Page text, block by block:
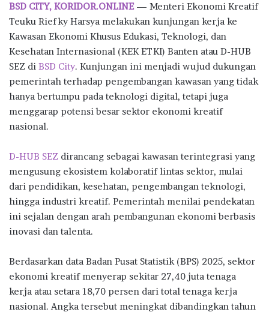
e
b
o
o
k
it
te
r
at
s
A
p
p
e e
g
ra
m
ar
e
BSD CITY, KORIDOR.ONLINE — Menteri Ekonomi Kreatif
Teuku Riefky Harsya melakukan kunjungan kerja ke
Kawasan Ekonomi Khusus Edukasi, Teknologi, dan
Kesehatan Internasional (KEK ETKI) Banten atau D-HUB
SEZ di BSD City. Kunjungan ini menjadi wujud dukungan
pemerintah terhadap pengembangan kawasan yang tidak
hanya bertumpu pada teknologi digital, tetapi juga
menggarap potensi besar sektor ekonomi kreatif
nasional.
D-HUB SEZ dirancang sebagai kawasan terintegrasi yang
mengusung ekosistem kolaboratif lintas sektor, mulai
dari pendidikan, kesehatan, pengembangan teknologi,
hingga industri kreatif. Pemerintah menilai pendekatan
ini sejalan dengan arah pembangunan ekonomi berbasis
inovasi dan talenta.
Berdasarkan data Badan Pusat Statistik (BPS) 2025, sektor
ekonomi kreatif menyerap sekitar 27,40 juta tenaga
kerja atau setara 18,70 persen dari total tenaga kerja
nasional. Angka tersebut meningkat dibandingkan tahun